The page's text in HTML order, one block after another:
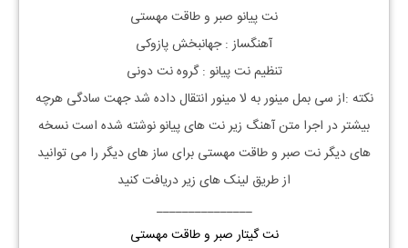
نتپیانو صبر و طاقت مهستی
آهنگساز : جهانبخش پازوکی
تنظیم نتپیانو : گروه نت دونی
نکته :از سی بمل مینور به لا مینور انتقال داده شد جهت سادگی هرچه
بیشتر در اجرا متن آهنگ زیر نت هایپیانونوشته شده است نسخه
های دیگر نت صبر و طاقتمهستی برای ساز های دیگر را می توانید
از طریق لینک های زیر دریافت کنید
_______________
نت گیتار صبر و طاقت مهستی